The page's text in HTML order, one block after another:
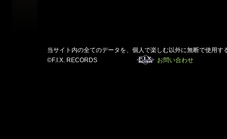
当サイト内の全てのデータを、個人で楽しむ以外に無断で使用す
©F.I.X. RECORDS
お問い合わせ